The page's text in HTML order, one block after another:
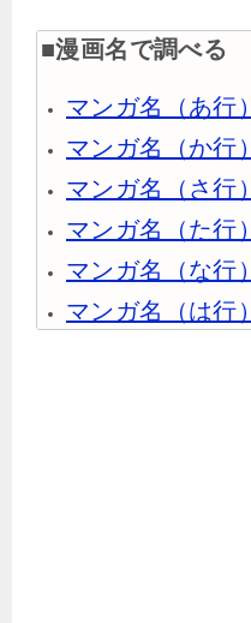
■漫画名で調べる
マンガ名（あ行）
マンガ名（か行）
マンガ名（さ行）
マンガ名（た行）
マンガ名（な行）
マンガ名（は行）